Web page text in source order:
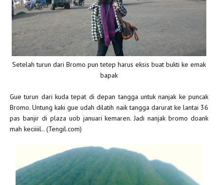
Setelah turun dari Bromo pun tetep harus eksis buat bukti ke emak
bapak
Gue turun dari kuda tepat di depan tangga untuk nanjak ke puncak
Bromo. Untung kaki gue udah dilatih naik tangga darurat ke lantai 36
pas banjir di plaza uob januari kemaren. Jadi nanjak bromo doank
mah keciiiil.. (Tengil.com)